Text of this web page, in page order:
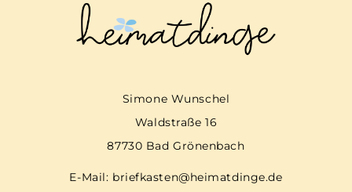
Simone Wunschel
Waldstraße 16
87730 Bad Grönenbach
E-Mail: briefkasten@heimatdinge.de